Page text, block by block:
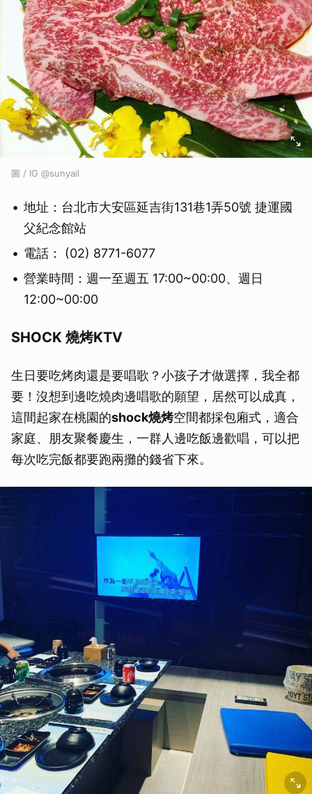
圖 / IG @sunyail
地址：台北市大安區延吉街131巷1弄50號 捷運國
父紀念館站
電話： (02) 8771-6077
營業時間：週一至週五 17:00~00:00、週日
12:00~00:00
SHOCK 燒烤KTV
生日要吃烤肉還是要唱歌？小孩子才做選擇，我全都
要！沒想到邊吃燒肉邊唱歌的願望，居然可以成真，
這間起家在桃園的shock燒烤空間都採包廂式，適合
家庭、朋友聚餐慶生，一群人邊吃飯邊歡唱，可以把
每次吃完飯都要跑兩攤的錢省下來。